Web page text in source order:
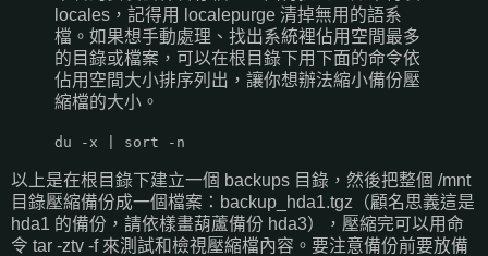
locales，記得用 localepurge 清掉無用的語系
檔。如果想手動處理、找出系統裡佔用空間最多
的目錄或檔案，可以在根目錄下用下面的命令依
佔用空間大小排序列出，讓你想辦法縮小備份壓
縮檔的大小。
du -x | sort -n
以上是在根目錄下建立一個 backups 目錄，然後把整個 /mnt
目錄壓縮備份成一個檔案：backup_hda1.tgz（顧名思義這是
hda1 的備份，請依樣畫葫蘆備份 hda3），壓縮完可以用命
令 tar -ztv -f 來測試和檢視壓縮檔內容。要注意備份前要放備